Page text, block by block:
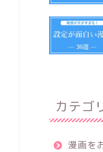
カテゴ
漫画を